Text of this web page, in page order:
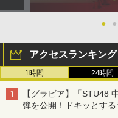
● ●
アクセスランキング
1時間 24時間
【グラビア】「STU48
弾を公開！ドキッとす